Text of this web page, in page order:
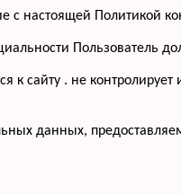
с настоящей
Пользователь
сайту . не
данных,